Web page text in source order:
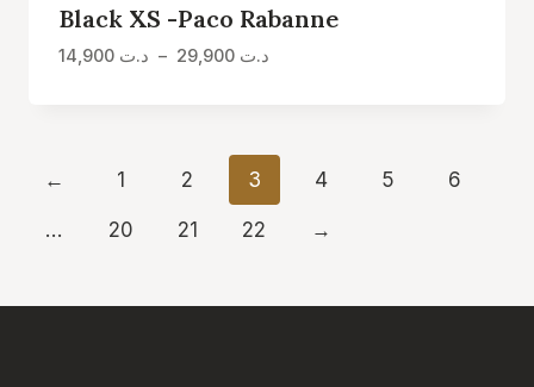
Black XS -Paco Rabanne
د.ت 14,900 – د.ت 29,900
Plage
د.ت 29,900
← 1 2 3 4 5 6
… 20 21 22 →